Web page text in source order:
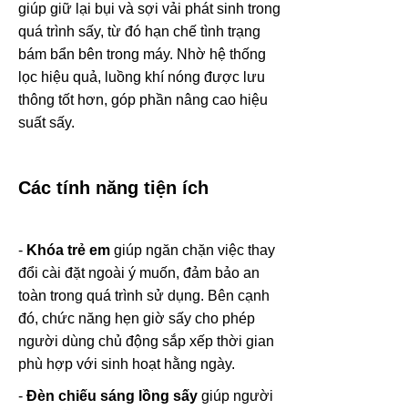
giúp giữ lại bụi và sợi vải phát sinh trong
quá trình sấy, từ đó hạn chế tình trạng
bám bẩn bên trong máy. Nhờ hệ thống
lọc hiệu quả, luồng khí nóng được lưu
thông tốt hơn, góp phần nâng cao hiệu
suất sấy.
Các tính năng tiện ích
- Khóa trẻ em giúp ngăn chặn việc thay
đổi cài đặt ngoài ý muốn, đảm bảo an
toàn trong quá trình sử dụng. Bên cạnh
đó, chức năng hẹn giờ sấy cho phép
người dùng chủ động sắp xếp thời gian
phù hợp với sinh hoạt hằng ngày.
- Đèn chiếu sáng lồng sấy giúp người